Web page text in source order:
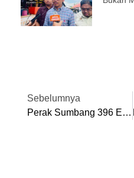
Sebelumnya
Perak Sumbang 396 Ekor Lembu Untuk Program Korban